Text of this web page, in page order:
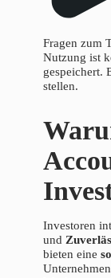
Fragen zum
Nutzung ist
gespeichert.
stellen.
Investoren
und
bieten eine